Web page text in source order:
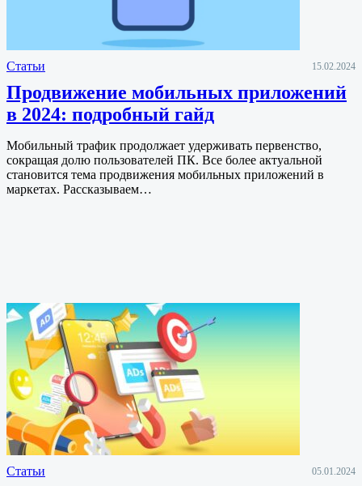
Статьи 15.02.2024
Продвижение мобильных приложений
в 2024: подробный гайд
Мобильный трафик продолжает удерживать первенство,
сокращая долю пользователей ПК. Все более актуальной
становится тема продвижения мобильных приложений в
маркетах. Рассказываем…
Статьи 05.01.2024